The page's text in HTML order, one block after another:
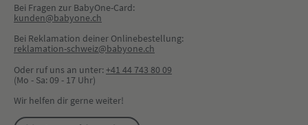
Bei Fragen zur BabyOne-Card:
kunden@babyone.ch
Bei Reklamation deiner Onlinebestellung:
reklamation-schweiz@babyone.ch
Oder ruf uns an unter:+41 44 743 80 09
(Mo - Sa: 09 - 17 Uhr)
Wir helfen dir gerne weiter!